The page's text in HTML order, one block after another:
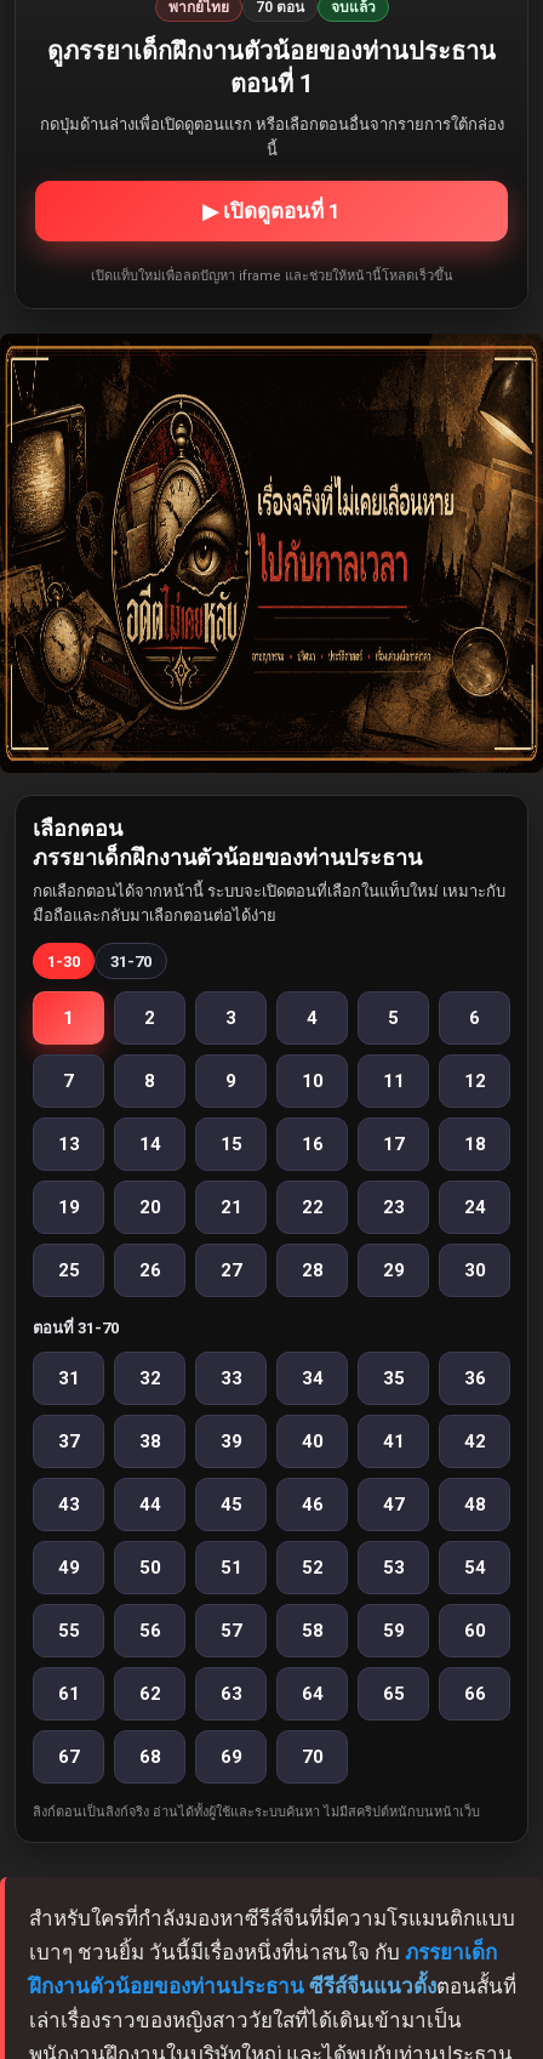
พากย์ไทย 70 ตอน จบแล้ว
ดูภรรยาเด็กฝึกงานตัวน้อยของท่านประธาน
ตอนที่ 1
กดปุ่มด้านล่างเพื่อเปิดดูตอนแรก หรือเลือกตอนอื่นจากรายการใต้กล่อง
นี้
▶ เปิดดูตอนที่ 1
เปิดแท็บใหม่เพื่อลดปัญหา iframe และช่วยให้หน้านี้โหลดเร็วขึ้น
เลือกตอน
ภรรยาเด็กฝึกงานตัวน้อยของท่านประธาน
กดเลือกตอนได้จากหน้านี้ ระบบจะเปิดตอนที่เลือกในแท็บใหม่ เหมาะกับ
มือถือและกลับมาเลือกตอนต่อได้ง่าย
1-30 31-70
1 2 3 4 5 6
7 8 9 10 11 12
13 14 15 16 17 18
19 20 21 22 23 24
25 26 27 28 29 30
ตอนที่ 31-70
31 32 33 34 35 36
37 38 39 40 41 42
43 44 45 46 47 48
49 50 51 52 53 54
55 56 57 58 59 60
61 62 63 64 65 66
67 68 69 70
ลิงก์ตอนเป็นลิงก์จริง อ่านได้ทั้งผู้ใช้และระบบค้นหา ไม่มีสคริปต์หนักบนหน้าเว็บ
สำหรับใครที่กำลังมองหาซีรีส์จีนที่มีความโรแมนติกแบบ
เบาๆ ชวนยิ้ม วันนี้มีเรื่องหนึ่งที่น่าสนใจ กับ ภรรยาเด็ก
ฝึกงานตัวน้อยของท่านประธาน ซีรีส์จีนแนวตั้งตอนสั้นที่
เล่าเรื่องราวของหญิงสาววัยใสที่ได้เดินเข้ามาเป็น